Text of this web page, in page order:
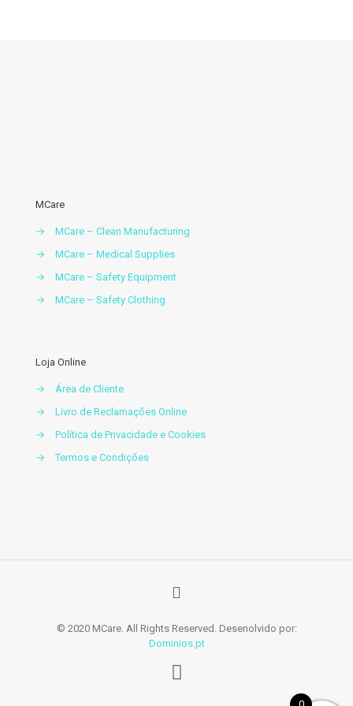
MCare
→
MCare – Clean Manufacturing
→
MCare – Medical Supplies
→
MCare – Safety Equipment
→
MCare – Safety Clothing
Loja Online
→
Área de Cliente
→
Livro de Reclamações Online
→
Política de Privacidade e Cookies
→
Termos e Condições
© 2020 MCare. All Rights Reserved. Desenolvido por:
Dominios.pt